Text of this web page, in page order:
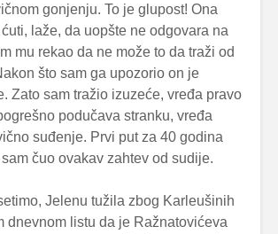
gonjenju. To je glupost! Ona
laže, da uopšte ne odgovara na
mu rekao da ne može to da traži od
što sam ga upozorio on je
Zato sam tražio izuzeće, vređa pravo
podučava stranku, vređa
suđenje. Prvi put za 40 godina
čuo ovakav zahtev od sudije.
Jelenu tužila zbog Karleušinih
dnevnom listu da je Ražnatovićeva